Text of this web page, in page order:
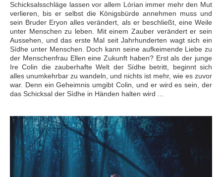
Schicksalsschläge lassen vor allem Lórian immer mehr den Mut
verlieren, bis er selbst die Königsbürde annehmen muss und
sein Bruder Eryon alles verändert, als er beschließt, eine Weile
unter Menschen zu leben. Mit einem Zauber verändert er sein
Aussehen, und das erste Mal seit Jahrhunderten wagt sich ein
Sídhe unter Menschen. Doch kann seine aufkeimende Liebe zu
der Menschenfrau Ellen eine Zukunft haben? Erst als der junge
Ire Colin die zauberhafte Welt der Sídhe betritt, beginnt sich
alles unumkehrbar zu wandeln, und nichts ist mehr, wie es zuvor
war. Denn ein Geheimnis umgibt Colin, und er wird es sein, der
das Schicksal der Sídhe in Händen halten wird ...